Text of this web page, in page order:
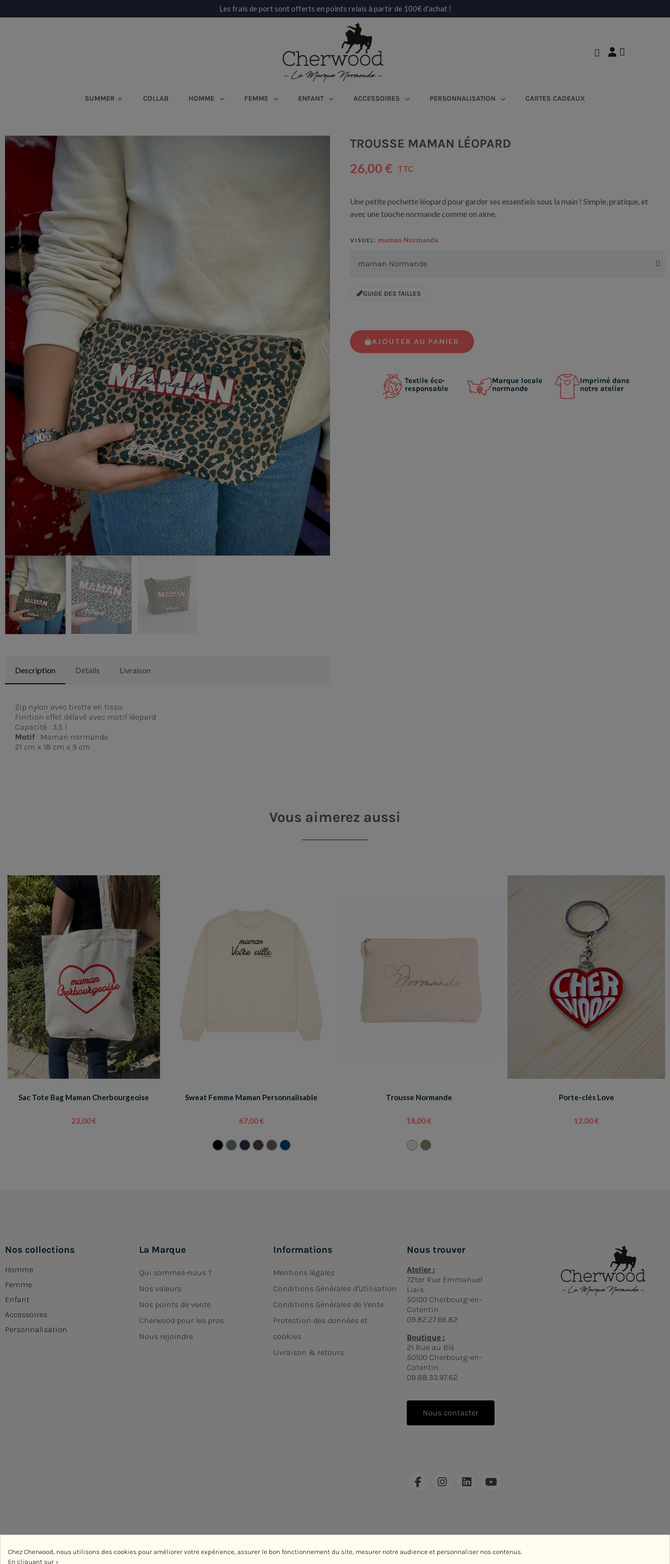
Les frais de port sont offerts en points relais à partir de 100€ d'achat !
SUMMER ☼ COLLAB HOMME FEMME ENFANT ACCESSOIRES PERSONNALISATION CARTES CADEAUX
TROUSSE MAMAN LÉOPARD
26,00 € TTC
Une petite pochette léopard pour garder ses essentiels sous la main ! Simple, pratique, et
avec une touche normande comme on aime.
VISUEL maman Normande
GUIDE DES TAILLES
AJOUTER AU PANIER
Textile éco-
responsable
Marque locale
normande
Imprimé dans
notre atelier
Description Détails Livraison
Zip nylon avec tirette en tissu
Finition effet délavé avec motif léopard
Capacité : 3,5 l
Motif : Maman normande
21 cm x 18 cm x 9 cm
Vous aimerez aussi
Sac Tote Bag Maman Cherbourgeoise
23,00 €
Sweat Femme Maman Personnalisable
67,00 €
Trousse Normande
18,00 €
Porte-clés Love
12,00 €
Nos collections
Homme
Femme
Enfant
Accessoires
Personnalisation
La Marque
Qui sommes-nous ?
Nos valeurs
Nos points de vente
Cherwood pour les pros
Nous rejoindre
Informations
Mentions légales
Conditions Générales d'Utilisation
Conditions Générales de Vente
Protection des données et
cookies
Livraison & retours
Nous trouver
Atelier :
72ter Rue Emmanuel
Liais
50100 Cherbourg-en-
Cotentin
09.82.27.66.82
Boutique :
21 Rue au Blé
50100 Cherbourg-en-
Cotentin
09.88.33.97.62
Nous contacter
Chez Cherwood, nous utilisons des cookies pour améliorer votre expérience, assurer le bon fonctionnement du site, mesurer notre audience et personnaliser nos contenus.
En cliquant sur =